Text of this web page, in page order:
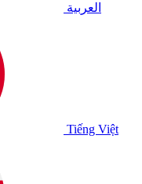
العربية
Tiếng Việt